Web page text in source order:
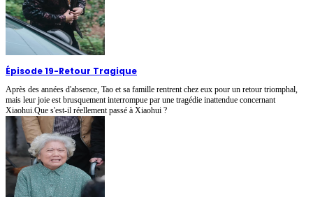
Épisode 19-Retour Tragique
Après des années d'absence, Tao et sa famille rentrent chez eux pour un retour triomphal,
mais leur joie est brusquement interrompue par une tragédie inattendue concernant
Xiaohui.Que s'est-il réellement passé à Xiaohui ?